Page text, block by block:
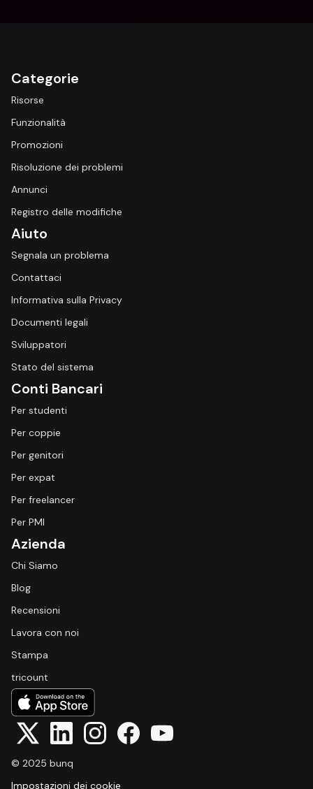
Categorie
Risorse
Funzionalità
Promozioni
Risoluzione dei problemi
Annunci
Registro delle modifiche
Aiuto
Segnala un problema
Contattaci
Informativa sulla Privacy
Documenti legali
Sviluppatori
Stato del sistema
Conti Bancari
Per studenti
Per coppie
Per genitori
Per expat
Per freelancer
Per PMI
Azienda
Chi Siamo
Blog
Recensioni
Lavora con noi
Stampa
tricount
© 2025 bunq
Impostazioni dei cookie